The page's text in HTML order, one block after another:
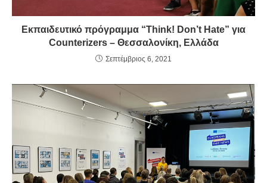
Εκπαιδευτικό πρόγραμμα “Think! Don’t Hate” για
Counterizers – Θεσσαλονίκη, Ελλάδα
Σεπτέμβριος 6, 2021